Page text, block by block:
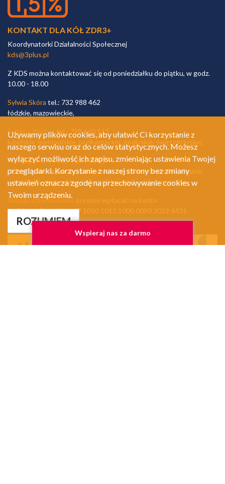
KONTAKT DLA KÓŁ ZDR3+
Koordynatorki Działalności Społecznej
kds@3plus.pl
Z KDS można kontaktować się od poniedziałku do piątku, w godz.
10.00 - 18.00
Sylwia Skóra tel.: 732 988 462
łódzkie, mazowieckie,
Bożena Pietras tel.: 798 660 513
lubelskie, małopolskie, podkarpackie, podlaskie, świętokrzyskie,
Aneta Dorobektel.: 732 988 437
dolnośląskie, kujawsko-pomorskie, opolskie, pomorskie, śląskie,
warmińsko-mazurskie, wielkopolskie, zachodniopomorskie,
Składki członkowskie
ING Bank Śląski S. A. 97 1050 1012 1000 0090 3022 4431
Używamy plików cookies, aby ułatwić Ci korzystanie z
naszego serwisu oraz do celów statystycznych. Możesz
wyłączyć możliwość ich zapisu, zmieniając ustawienia Twojej
przeglądarki. Korzystanie z naszej strony bez zmiany
ustawień oznacza zgodę na przechowywanie cookies w
Twoim urządzeniu.
ROZUMIEM
Wspieraj nas za darmo